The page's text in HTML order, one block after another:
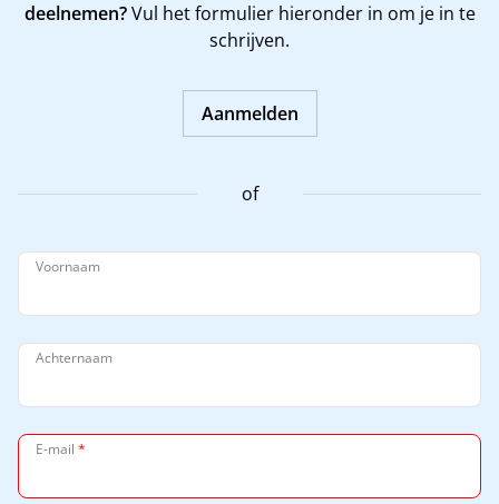
deelnemen?Vul het formulier hieronder in om je in te
schrijven.
Aanmelden
of
Voornaam
Achternaam
E-mail *